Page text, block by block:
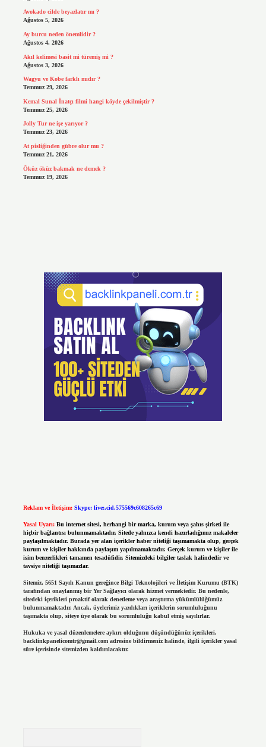
Avokado cilde beyazlatır mı ?
Ağustos 5, 2026
Ay burcu neden önemlidir ?
Ağustos 4, 2026
Akıl kelimesi basit mi türemiş mi ?
Ağustos 3, 2026
Wagyu ve Kobe farklı mıdır ?
Temmuz 29, 2026
Kemal Sunal İnatçı filmi hangi köyde çekilmiştir ?
Temmuz 25, 2026
Jolly Tur ne işe yarıyor ?
Temmuz 23, 2026
At pisliğinden gübre olur mu ?
Temmuz 21, 2026
Öküz öküz bakmak ne demek ?
Temmuz 19, 2026
Reklam ve İletişim: Skype: live:.cid.575569c608265c69
Yasal Uyarı: Bu internet sitesi, herhangi bir marka, kurum veya şahıs şirketi ile
hiçbir bağlantısı bulunmamaktadır. Sitede yalnızca kendi hazırladığımız makaleler
paylaşılmaktadır. Burada yer alan içerikler haber niteliği taşımamakta olup, gerçek
kurum ve kişiler hakkında paylaşım yapılmamaktadır. Gerçek kurum ve kişiler ile
isim benzerlikleri tamamen tesadüfidir. Sitemizdeki bilgiler taslak halindedir ve
tavsiye niteliği taşımazlar.
Sitemiz, 5651 Sayılı Kanun gereğince Bilgi Teknolojileri ve İletişim Kurumu (BTK)
tarafından onaylanmış bir Yer Sağlayıcı olarak hizmet vermektedir. Bu nedenle,
sitedeki içerikleri proaktif olarak denetleme veya araştırma yükümlülüğümüz
bulunmamaktadır. Ancak, üyelerimiz yazdıkları içeriklerin sorumluluğunu
taşımakta olup, siteye üye olarak bu sorumluluğu kabul etmiş sayılırlar.
Hukuka ve yasal düzenlemelere aykırı olduğunu düşündüğünüz içerikleri,
backlinkpanelicomtr@gmail.comadresine bildirmeniz halinde, ilgili içerikler yasal
süre içerisinde sitemizden kaldırılacaktır.